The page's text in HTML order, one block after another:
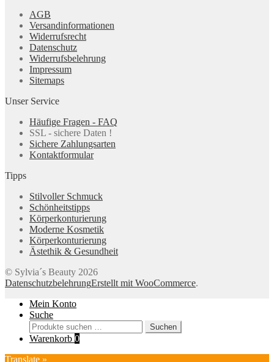
AGB
Versandinformationen
Widerrufsrecht
Datenschutz
Widerrufsbelehrung
Impressum
Sitemaps
Unser Service
Häufige Fragen - FAQ
SSL - sichere Daten !
Sichere Zahlungsarten
Kontaktformular
Tipps
Stilvoller Schmuck
Schönheitstipps
Körperkonturierung
Moderne Kosmetik
Körperkonturierung
Ästethik & Gesundheit
© Sylvia´s Beauty 2026
DatenschutzbelehrungErstellt mit WooCommerce.
Mein Konto
Suche
Suchen
nach:
Suchen
Warenkorb 0
Translate »